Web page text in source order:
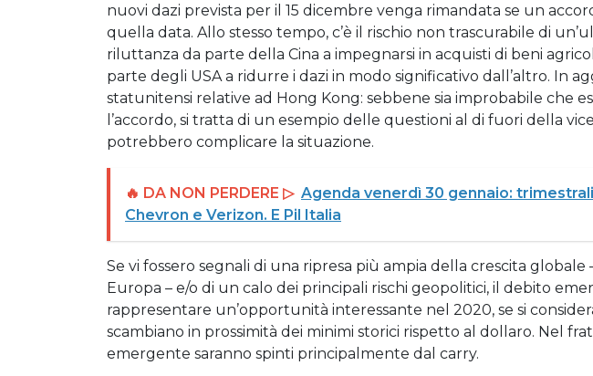
nuovi dazi prevista per il 15 dicembre venga rimandata se un
quella data. Allo stesso tempo, c’è il rischio non trascurabile di
riluttanza da parte della Cina a impegnarsi in acquisti di beni
parte degli USA a ridurre i dazi in modo significativo dall’altro. In
statunitensi relative ad Hong Kong: sebbene sia improbabile che
l’accordo, si tratta di un esempio delle questioni al di fuori della
potrebbero complicare la situazione.
🔥 DA NON PERDERE ▷ Agenda venerdì 30 gennaio:
Chevron e Verizon. E Pil Italia
Se vi fossero segnali di una ripresa più ampia della crescita globale
Europa – e/o di un calo dei principali rischi geopolitici, il debito
rappresentare un’opportunità interessante nel 2020, se si
scambiano in prossimità dei minimi storici rispetto al dollaro. Nel
emergente saranno spinti principalmente dal carry.